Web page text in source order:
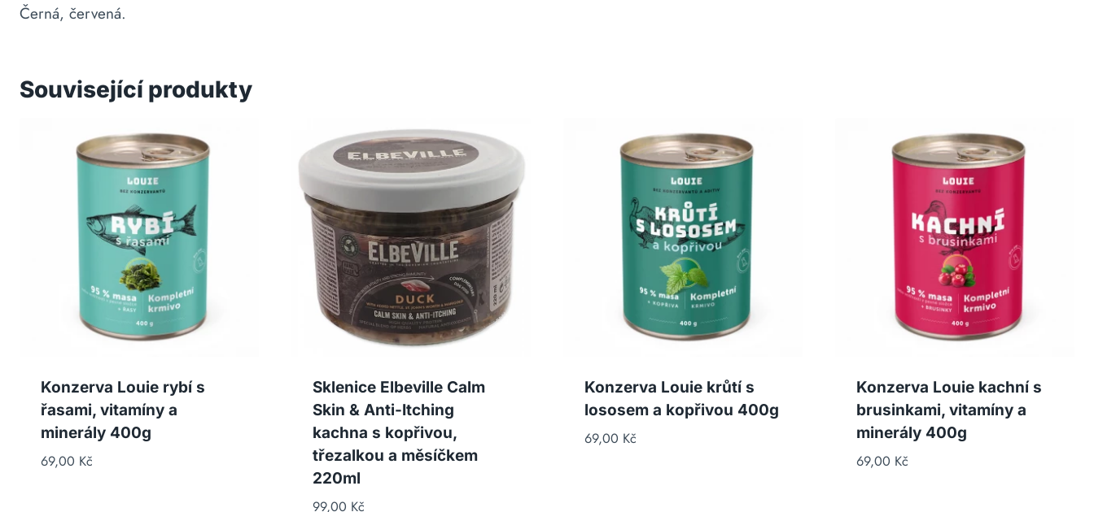
Černá, červená.
Související produkty
Konzerva Louie rybí s
řasami, vitamíny a
minerály 400g
69,00 Kč
Sklenice Elbeville Calm
Skin & Anti-Itching
kachna s kopřivou,
třezalkou a měsíčkem
220ml
99,00 Kč
Konzerva Louie krůtí s
lososem a kopřivou 400g
69,00 Kč
Konzerva Louie kachní s
brusinkami, vitamíny a
minerály 400g
69,00 Kč